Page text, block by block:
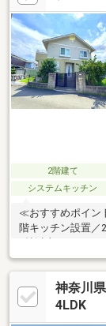
ステム更新 等▼周
400m)■ ご希望
物件の詳細・ご相
2階建て
システムキッチン
≪おすすめポイン
階キッチン設置／
6帖以上のゆとり
空間・お庭でBBQ
狭になってきた…
のゆとりある住ま
間取りです。庭付
神奈川
4LDK